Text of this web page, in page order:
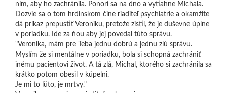
ním, aby ho zachránila. Ponorí sa na dno a vytiahne Michala.
Dozvie sa o tom hrdinskom čine riaditeľ psychiatrie a okamžite
dá príkaz prepustiť Veroniku, pretože zistil, že je duševne úplne
v poriadku. Ide za ňou aby jej povedal túto správu.
"Veronika, mám pre Teba jednu dobrú a jednu zlú správu.
Myslím že si mentálne v poriadku, bola si schopná zachrániť
inému pacientovi život. A tá zlá, Michal, ktorého si zachránila sa
krátko potom obesil v kúpelni.
Je mi to ľúto, je mrtvy."